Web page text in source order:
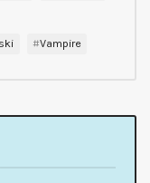
Vampire